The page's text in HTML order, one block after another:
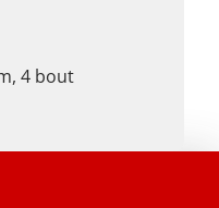
4 bout